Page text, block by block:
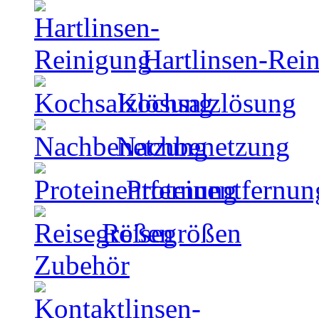
Hartlinsen-
Kochsalzlösung
Nachbenetzung
Reisegrößen
Zubehör